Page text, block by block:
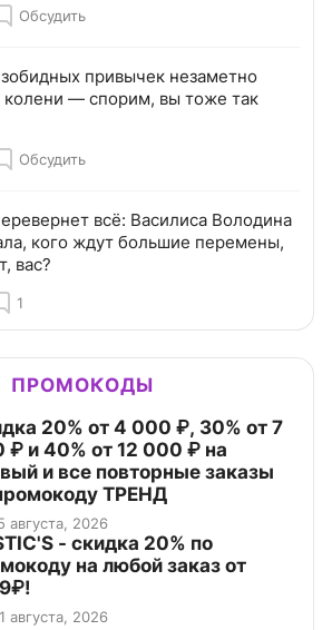
Обсудить
привычек незаметно
колени — спорим, вы тоже так
Обсудить
всё: Василиса Володина
кого ждут большие перемены,
вас?
1
ПРОМОКОДЫ
20% от 4 000 ₽, 30% от 7
₽ и 40% от 12 000 ₽ на
и все повторные заказы
ТРЕНД
августа, 2026
- скидка 20% по
на любой заказ от
августа, 2026